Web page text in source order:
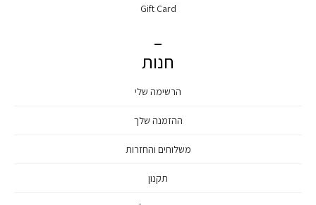
Gift Card
חנות
הרשימה שלי
ההזמנה שלך
משלוחים והחזרות
תקנון